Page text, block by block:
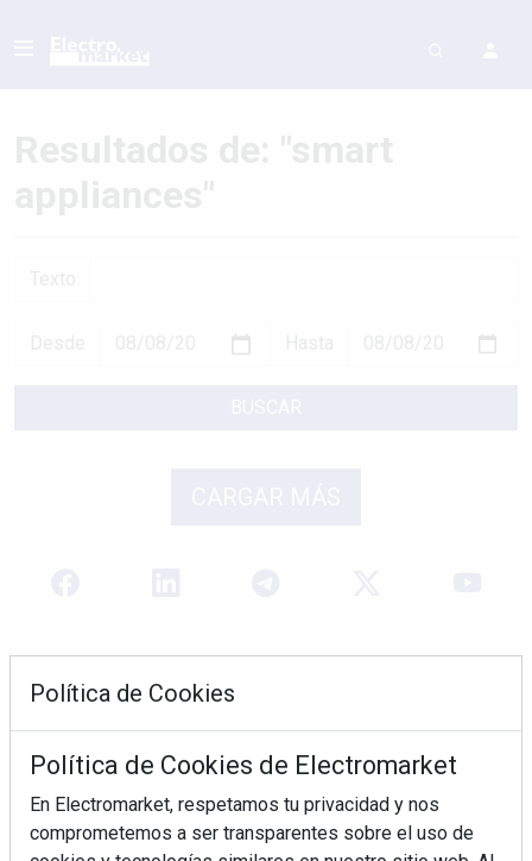
Política de Cookies
Política de Cookies de Electromarket
En Electromarket, respetamos tu privacidad y nos
comprometemos a ser transparentes sobre el uso de